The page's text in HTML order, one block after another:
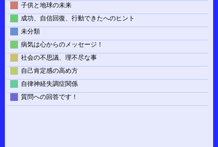
子供と地球の未来
成功、自信回復、行動できたへのヒント
未分類
病気は心からのメッセージ！
社会の不思議、理不尽な事
自己肯定感の高め方
自律神経失調症関係
質問への回答です！